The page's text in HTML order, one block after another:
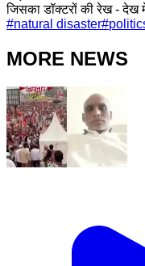
जिसका डॉक्टरों की रेख - देख
#natural disaster#
MORE NEWS